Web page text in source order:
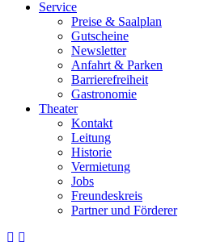
Service
Preise & Saalplan
Gutscheine
Newsletter
Anfahrt & Parken
Barrierefreiheit
Gastronomie
Theater
Kontakt
Leitung
Historie
Vermietung
Jobs
Freundeskreis
Partner und Förderer